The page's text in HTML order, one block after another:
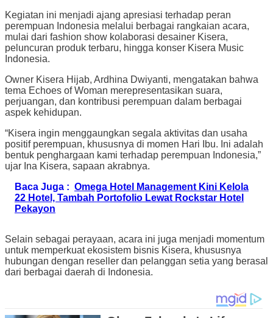
Kegiatan ini menjadi ajang apresiasi terhadap peran
perempuan Indonesia melalui berbagai rangkaian acara,
mulai dari fashion show kolaborasi desainer Kisera,
peluncuran produk terbaru, hingga konser Kisera Music
Indonesia.
Owner Kisera Hijab, Ardhina Dwiyanti, mengatakan bahwa
tema Echoes of Woman merepresentasikan suara,
perjuangan, dan kontribusi perempuan dalam berbagai
aspek kehidupan.
“Kisera ingin menggaungkan segala aktivitas dan usaha
positif perempuan, khususnya di momen Hari Ibu. Ini adalah
bentuk penghargaan kami terhadap perempuan Indonesia,”
ujar Ina Kisera, sapaan akrabnya.
Baca Juga : Omega Hotel Management Kini Kelola
22 Hotel, Tambah Portofolio Lewat Rockstar Hotel
Pekayon
Selain sebagai perayaan, acara ini juga menjadi momentum
untuk memperkuat ekosistem bisnis Kisera, khususnya
hubungan dengan reseller dan pelanggan setia yang berasal
dari berbagai daerah di Indonesia.